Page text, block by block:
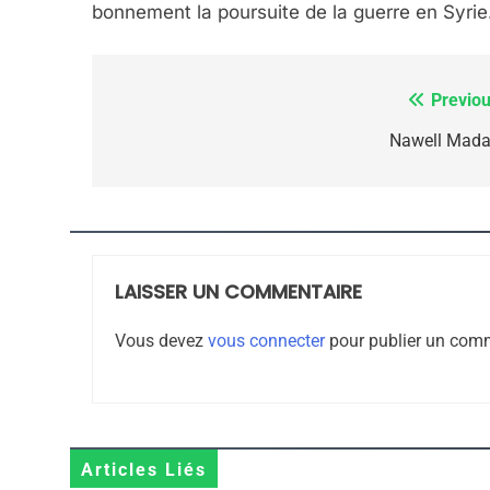
bonnement la poursuite de la guerre en
Nawell
LAISSER UN COMMENTAIRE
Vous devez vous connecterpour publier un
Articles Liés
FRANCE ISRAÉL